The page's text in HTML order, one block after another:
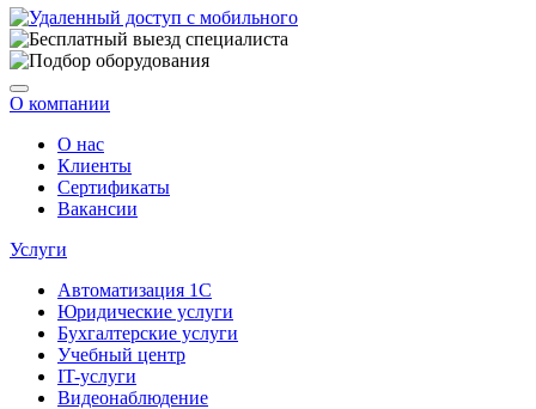
О компании
О нас
Клиенты
Сертификаты
Вакансии
Услуги
Автоматизация 1С
Юридические услуги
Бухгалтерские услуги
Учебный центр
IT-услуги
Видеонаблюдение